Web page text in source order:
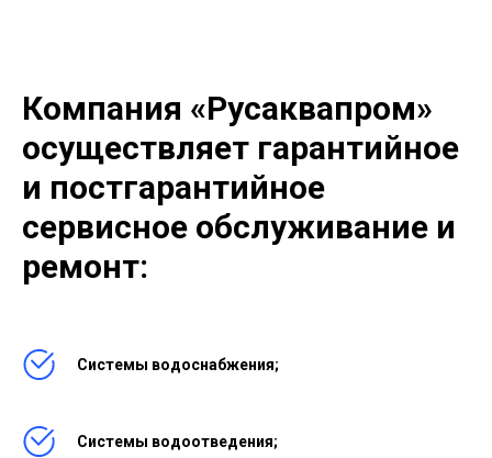
Компания «Русаквапром»
осуществляет гарантийное
и постгарантийное
сервисное обслуживание и
ремонт:
Системы водоснабжения;
Системы водоотведения;